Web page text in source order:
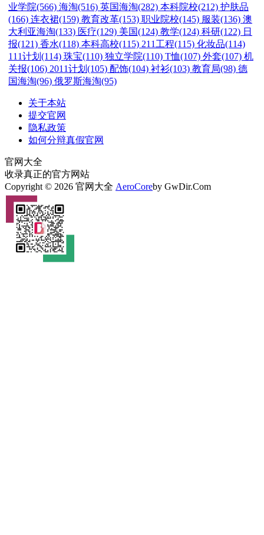
业学院(566) 海淘(516) 英国海淘(282) 本科院校(212) 护肤品
(166) 连衣裙(159) 教育改革(153) 职业院校(145) 服装(136) 澳
大利亚海淘(133) 医疗(129) 美国(124) 教学(124) 科研(122) 日
报(121) 香水(118) 本科高校(115) 211工程(115) 化妆品(114)
111计划(114) 珠宝(110) 独立学院(110) T恤(107) 外套(107) 机
关报(106) 2011计划(105) 配饰(104) 衬衫(103) 教育局(98) 德
国海淘(96) 俄罗斯海淘(95)
关于本站
提交官网
隐私政策
如何分辩真假官网
官网大全
收录真正的官方网站
Copyright © 2026 官网大全 AeroCoreby GwDir.Com